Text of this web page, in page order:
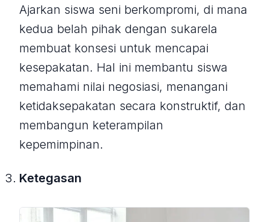
Ajarkan siswa seni berkompromi, di mana
kedua belah pihak dengan sukarela
membuat konsesi untuk mencapai
kesepakatan. Hal ini membantu siswa
memahami nilai negosiasi, menangani
ketidaksepakatan secara konstruktif, dan
membangun keterampilan
kepemimpinan.
Ketegasan